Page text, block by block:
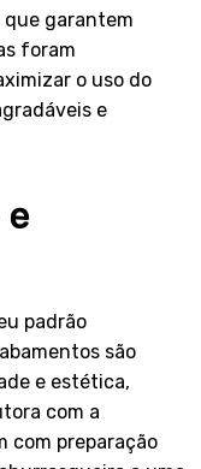
garantem
foram
o uso do
e
padrão
são
e estética,
com a
com preparação